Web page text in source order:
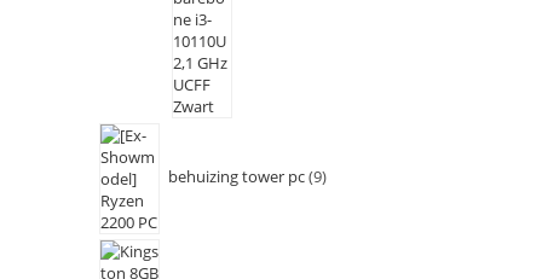
behuizing tower pc 9